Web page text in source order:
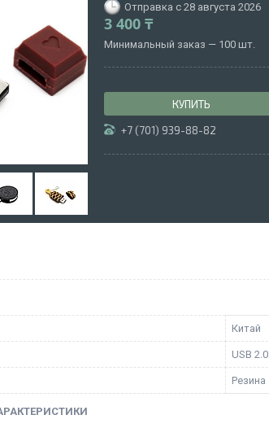
Отправка с 28 августа 2026
3 400 ₸
Минимальный заказ — 100 шт.
КУПИТЬ
+7 (701) 939-88-82
Китай
USB 2.0
Резина